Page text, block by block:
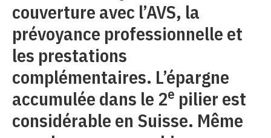
couverture avec l’AVS, la
prévoyance professionnelle et
les prestations
complémentaires. L’épargne
accumulée dans le 2e pilier est
considérable en Suisse. Même